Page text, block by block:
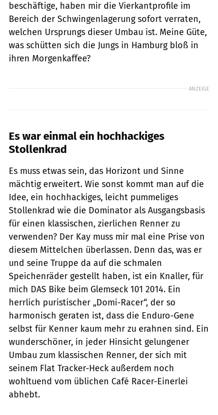
beschäftige, ­haben mir die Vierkantprofile im
Bereich der Schwingenlagerung sofort verraten,
welchen Ursprungs dieser Umbau ist. Meine Güte,
was schütten sich die Jungs in Hamburg bloß in
ihren Morgenkaffee?
ANZEIGE
Es war einmal ein hochhackiges
Stollenkrad
Es muss etwas sein, das Horizont und Sinne
mächtig erweitert. Wie sonst kommt man auf die
Idee, ein hochhackiges, leicht pummeliges
Stollenkrad wie die Dominator als Ausgangsbasis
für einen klassischen, zierlichen Renner zu
verwenden? Der Kay muss mir mal eine Prise von
diesem Mittelchen überlassen. Denn das, was er
und seine Truppe da auf die schmalen
Speichenräder gestellt haben, ist ein Knaller, für
mich DAS Bike beim Glemseck 101 2014. Ein
herrlich puristischer „Domi-Racer“, der so
harmonisch geraten ist, dass die Enduro-Gene
selbst für ­Kenner kaum mehr zu erahnen sind. Ein
­wunderschöner, in jeder Hinsicht gelungener
Umbau zum klassischen Renner, der sich mit
seinem Flat Tracker-Heck ­außerdem noch
wohltuend vom üblichen Café Racer-Einerlei
abhebt.